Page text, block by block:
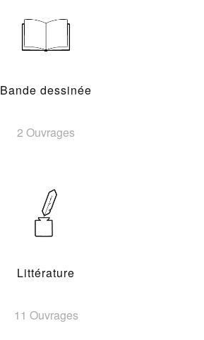
Bande dessinée
2 Ouvrages
Littérature
11 Ouvrages